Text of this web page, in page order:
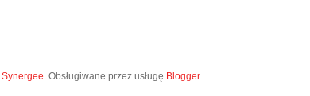
Synergee. Obsługiwane przez usługę Blogger.